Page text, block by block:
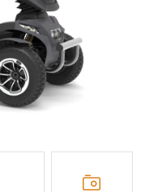
Moje objednávka